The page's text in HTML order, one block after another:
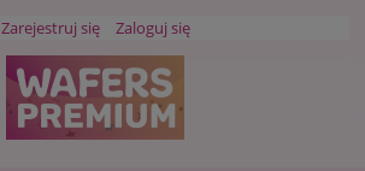
Zarejestruj się Zaloguj się